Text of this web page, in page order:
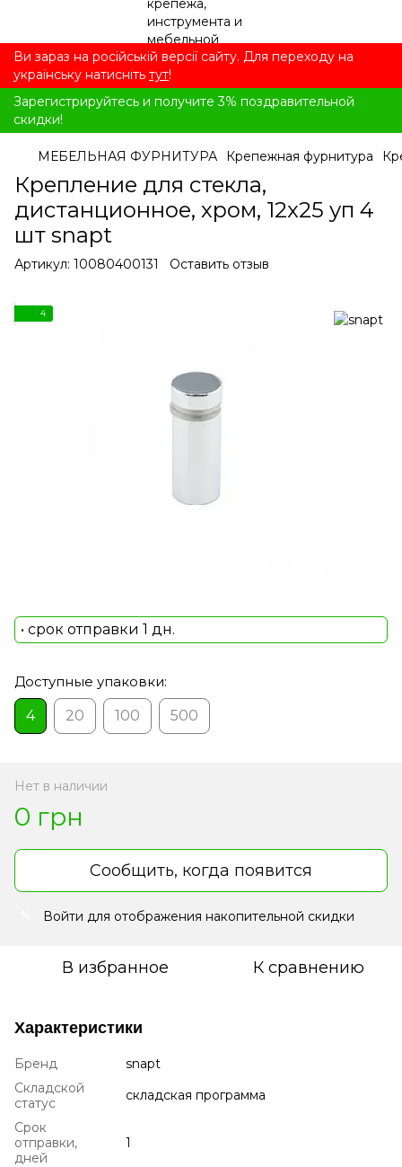
Ви зараз на російській версії сайту. Для переходу на
українську натисніть тут!
Зарегистрируйтесь и получите 3% поздравительной
скидки!
МЕБЕЛЬНАЯ ФУРНИТУРА Крепежная фурнитура
Крепление для стекла,
дистанционное, хром, 12x25 уп 4
шт snapt
Артикул: 10080400131 Оставить отзыв
4
• срок отправки 1 дн.
Доступные упаковки:
4
20 100 500
Нет в наличии
0 грн
Сообщить, когда появится
Войти для отображения накопительной скидки
В избранное К сравнению
Характеристики
Бренд
snapt
Складской
статус
складская программа
Срок
отправки,
дней
1